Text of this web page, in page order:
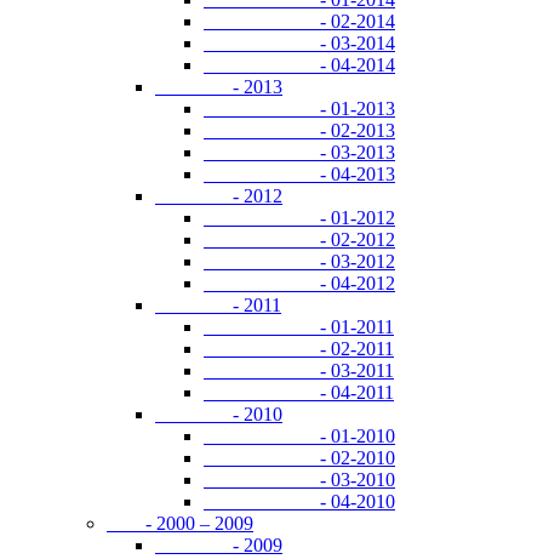
- 02-2014
- 03-2014
- 04-2014
- 2013
- 01-2013
- 02-2013
- 03-2013
- 04-2013
- 2012
- 01-2012
- 02-2012
- 03-2012
- 04-2012
- 2011
- 01-2011
- 02-2011
- 03-2011
- 04-2011
- 2010
- 01-2010
- 02-2010
- 03-2010
- 04-2010
- 2000 – 2009
- 2009